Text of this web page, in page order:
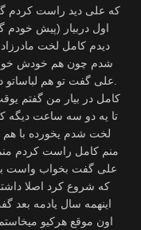
که علی دید راست کردم
اول دربیار (پیش خودم
دیدم کامل لخت
شدم چون هم خودش
.علی گفت تو هم
کامل در بیار من گفتم
تا یه دو سه ساعت دیگه که
لخت شدم یخورده با هم
منم کامل راست کردم
علی گفت بخواب واست
که شروع کرد اصلا
اینهمه سال یادمه بعد
اون موقع هرکیو